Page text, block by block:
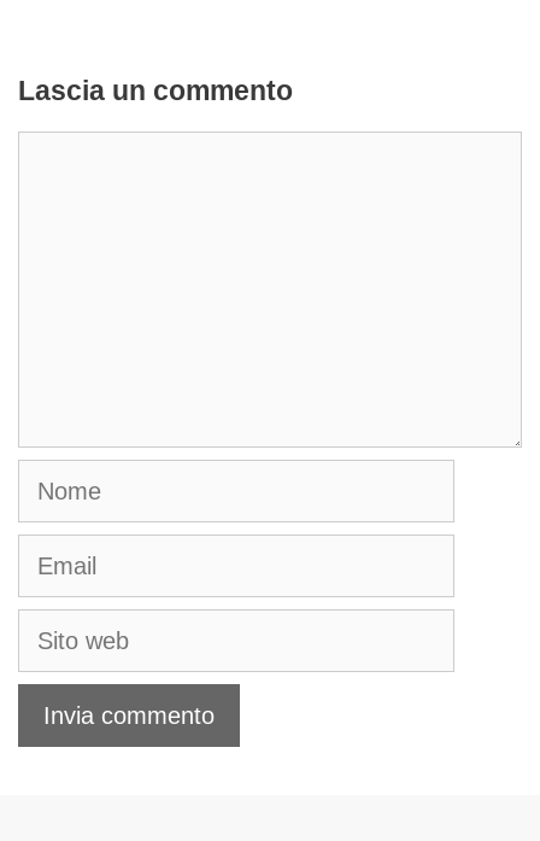
Lascia un commento
Nome
Email
Sito